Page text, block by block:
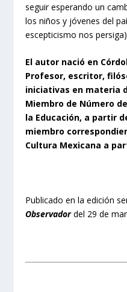
seguir esperando un
los niños y jóvenes del
escepticismo nos
El autor nació en
Profesor, escritor,
iniciativas en materia
Miembro de Número
la Educación, a partir
miembro
Cultura Mexicana a
Publicado en la edición
Observadordel 29 de